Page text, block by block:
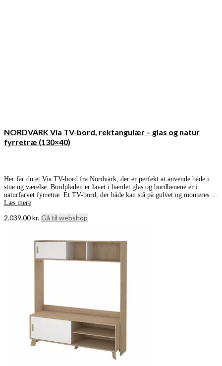
NORDVÄRK Via TV-bord, rektangulær – glas og natur
fyrretræ (130×40)
Her får du et Via TV-bord fra Nordvärk, der er perfekt at anvende både i
stue og værelse. Bordpladen er lavet i hærdet glas og bordbenene er i
naturfarvet fyrretræ. Et TV-bord, der både kan stå på gulvet og monteres …
Læs mere
2.039,00kr. Gå til webshop